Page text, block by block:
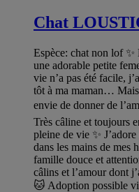
Chat
Espèce: chat non lof
une adorable petite
vie n’a pas été facile,
tôt à ma maman…
envie de donner de
Très câline et toujours
pleine de vie ✨
dans les mains de mes
famille douce et
câlins et l’amour dont
🐱 Adoption possible